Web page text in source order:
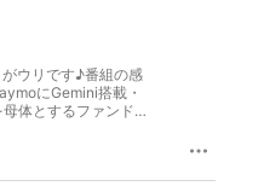
ウリです♪番組の感
にGemini搭載・
体とするファンド
ILLUMINATE」を始